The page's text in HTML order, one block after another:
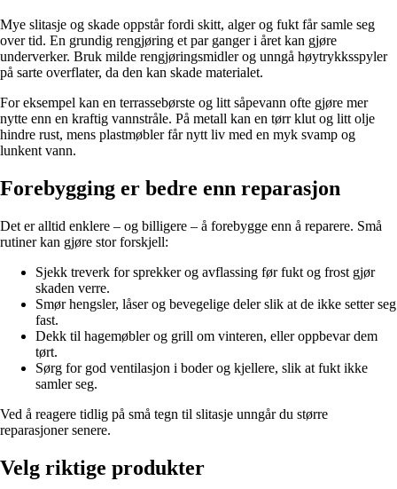
Mye slitasje og skade oppstår fordi skitt, alger og fukt får samle seg
over tid. En grundig rengjøring et par ganger i året kan gjøre
underverker. Bruk milde rengjøringsmidler og unngå høytrykksspyler
på sarte overflater, da den kan skade materialet.
For eksempel kan en terrassebørste og litt såpevann ofte gjøre mer
nytte enn en kraftig vannstråle. På metall kan en tørr klut og litt olje
hindre rust, mens plastmøbler får nytt liv med en myk svamp og
lunkent vann.
Forebygging er bedre enn reparasjon
Det er alltid enklere – og billigere – å forebygge enn å reparere. Små
rutiner kan gjøre stor forskjell:
Sjekk treverk for sprekker og avflassing før fukt og frost gjør
skaden verre.
Smør hengsler, låser og bevegelige deler slik at de ikke setter seg
fast.
Dekk til hagemøbler og grill om vinteren, eller oppbevar dem
tørt.
Sørg for god ventilasjon i boder og kjellere, slik at fukt ikke
samler seg.
Ved å reagere tidlig på små tegn til slitasje unngår du større
reparasjoner senere.
Velg riktige produkter